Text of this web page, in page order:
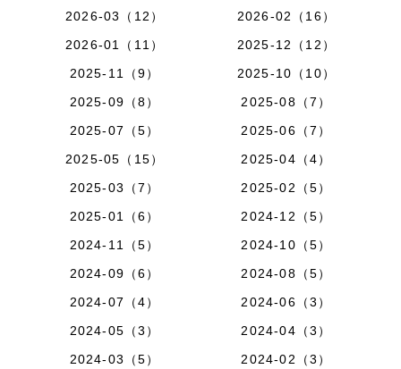
2026-03（12）
2026-02（16）
2026-01（11）
2025-12（12）
2025-11（9）
2025-10（10）
2025-09（8）
2025-08（7）
2025-07（5）
2025-06（7）
2025-05（15）
2025-04（4）
2025-03（7）
2025-02（5）
2025-01（6）
2024-12（5）
2024-11（5）
2024-10（5）
2024-09（6）
2024-08（5）
2024-07（4）
2024-06（3）
2024-05（3）
2024-04（3）
2024-03（5）
2024-02（3）